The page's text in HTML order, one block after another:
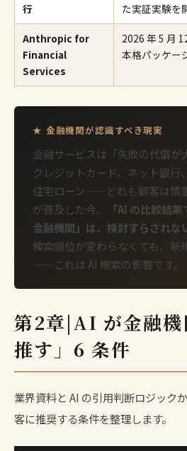
行
た実証実験を
Anthropic for
Financial
Services
2026 年 5 月
本格パッケー
★ 金融機関が認識すべき現実
金融サービスは「失敗の代償が
クレジットカード、ネット銀行
住宅ローン——どれも顧客は慎
が普及した今、
「AI の比較結
金融機関」は、検討すらされな
検索順位が変わらなくても、新
——これは AI 検索の影響です。
第2章|AI が金融機
推す」6 条件
業界資料と AI の引用判断ロジック
客に推奨する条件を整理します。